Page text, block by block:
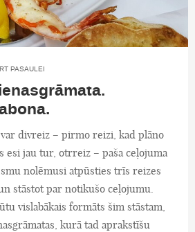
PASAULEI
divreiz – pirmo reizi, kad plāno
esi jau tur, otrreiz – paša ceļojuma
nolēmusi atpūsties trīs reizes
stāstot par notikušo ceļojumu.
vislabākais formāts šim stāstam,
kurā tad aprakstīšu